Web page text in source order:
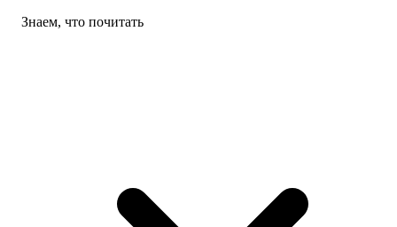
Знаем, что почитать